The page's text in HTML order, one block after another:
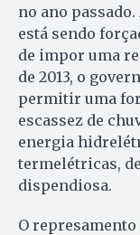
no ano
está sendo
de impor uma
de 2013, o
permitir uma
escassez de
energia
termelétricas,
dispendiosa.
O